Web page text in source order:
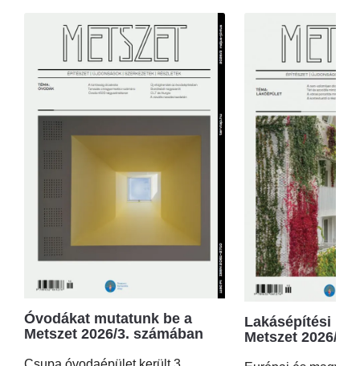
Óvodákat mutatunk be a
Metszet 2026/3. számában
Lakásépítési
Metszet 2026/2.